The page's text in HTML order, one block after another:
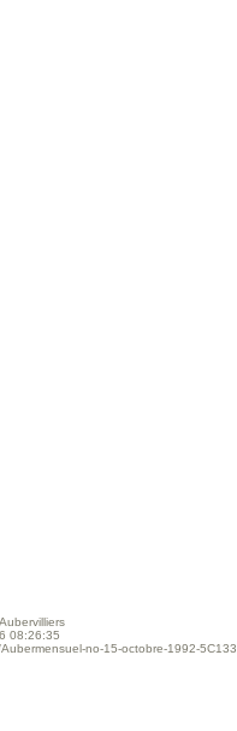
08:26:35
no-15-octobre-1992-5C133